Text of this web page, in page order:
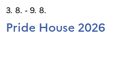
3. 8. - 9. 8.
Pride House 2026